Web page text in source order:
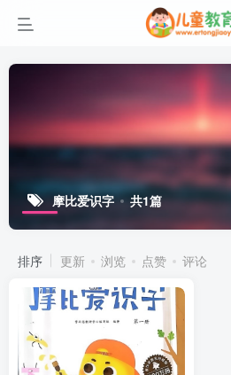
摩比爱识字 共1篇
排序 更新 浏览 点赞 评论